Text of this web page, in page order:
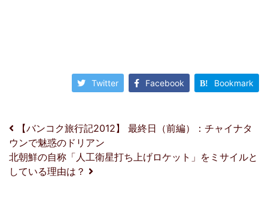
Twitter Facebook Bookmark
投稿ナビゲーション
【バンコク旅行記2012】 最終日（前編）：チャイナタ
ウンで魅惑のドリアン
北朝鮮の自称「人工衛星打ち上げロケット」をミサイルと
している理由は？